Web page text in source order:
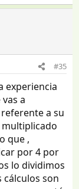
#35
experiencia
a
a su
multiplicado
que ,
por 4 por
lo dividimos
cálculos son